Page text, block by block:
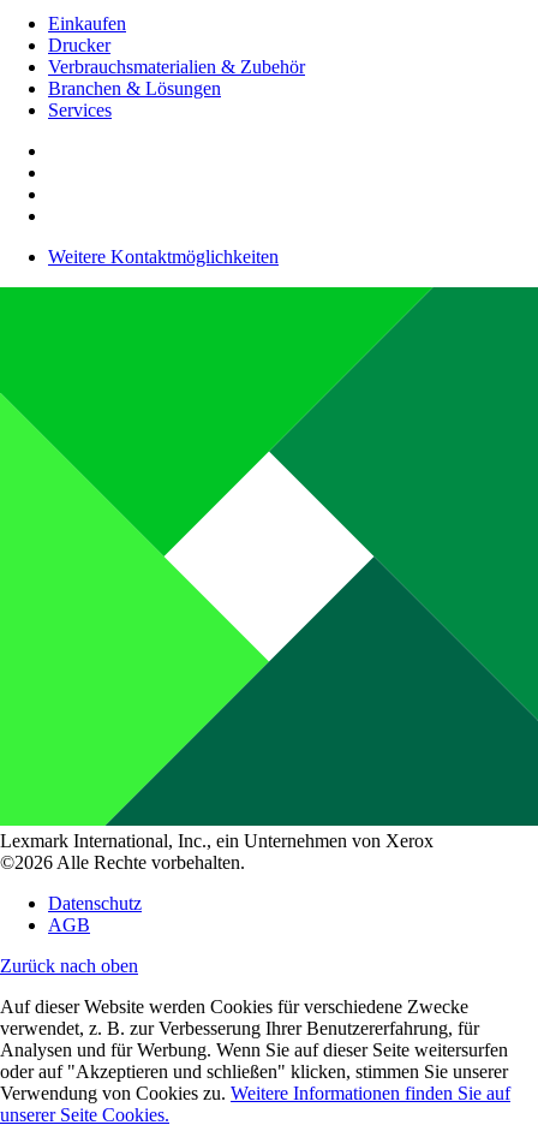
Einkaufen
Drucker
Verbrauchsmaterialien & Zubehör
Branchen & Lösungen
Services
Weitere Kontaktmöglichkeiten
Lexmark International, Inc., ein Unternehmen von Xerox
©2026 Alle Rechte vorbehalten.
Datenschutz
AGB
Zurück nach oben
Auf dieser Website werden Cookies für verschiedene Zwecke
verwendet, z. B. zur Verbesserung Ihrer Benutzererfahrung, für
Analysen und für Werbung. Wenn Sie auf dieser Seite weitersurfen
oder auf "Akzeptieren und schließen" klicken, stimmen Sie unserer
Verwendung von Cookies zu. Weitere Informationen finden Sie auf
unserer Seite Cookies.